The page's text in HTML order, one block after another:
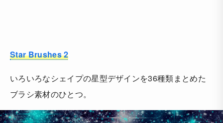
Star Brushes 2
いろいろなシェイプの星型デザインを36種類まとめた
ブラシ素材のひとつ。